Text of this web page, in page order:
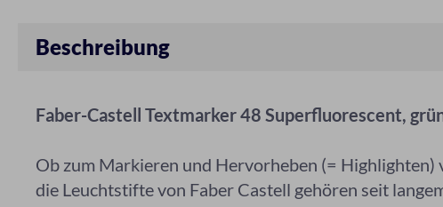
Beschreibung
Faber-Castell Textmarker 48 Superfluorescent,
Ob zum Markieren und Hervorheben (=
die Leuchtstifte von Faber Castell gehören seit